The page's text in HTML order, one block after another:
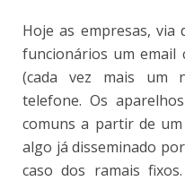
Hoje as empresas, via
funcionários um email
(cada vez mais um
telefone. Os
comuns a partir de
algo já disseminado
caso dos ramais